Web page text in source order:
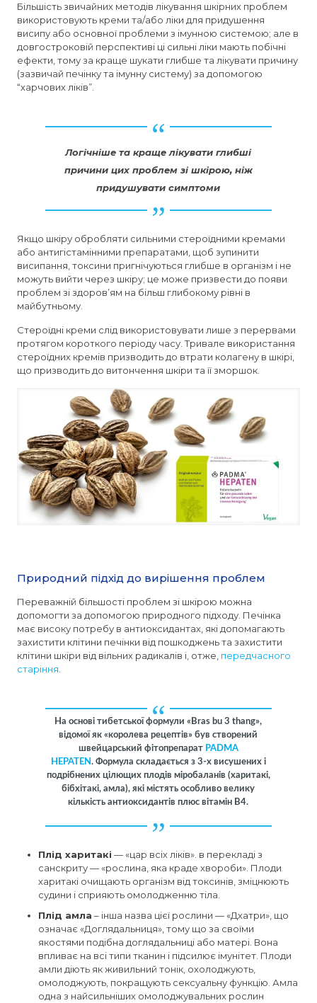
Більшість звичайних методів лікування шкірних проблем
використовують креми та/або ліки для придушення
висипу або основної проблеми з імунною системою; але в
довгостроковій перспективі ці сильні ліки мають побічні
ефекти, тому за краще шукати глибше та лікувати причину
(зазвичай печінку та імунну систему) за допомогою
“харчових ліків”.
Логічніше та краще лікувати глибші
причини цих проблем зі шкірою, ніж
придушувати симптоми
Якщо шкіру обробляти сильними стероїдними кремами
або антигістамінними препаратами, щоб зупинити
висипання, токсини пригнічуються глибше в організм і не
можуть вийти через шкіру; це може призвести до появи
проблем зі здоров’ям на більш глибокому рівні в
майбутньому.
Стероїдні креми слід використовувати лише з перервами
протягом короткого періоду часу. Тривале використання
стероїдних кремів призводить до втрати колагену в шкірі,
що призводить до витончення шкіри та її зморшок.
Природний підхід до вирішення проблем
Переважній більшості проблем зі шкірою можна
допомогти за допомогою природного підходу. Печінка
має високу потребу в антиоксидантах, які допомагають
захистити клітини печінки від пошкоджень та захистити
клітини шкіри від вільних радикалів і, отже, передчасного
старіння
На основі тибетської формули «Bras bu 3 thang»,
відомої як «королева рецептів» був створений
швейцарський фітопрепарат PADMA
HEPATEN. Формула складається з 3-х висушених і
подрібнених цілющих плодів міробаланів (харитакі,
бібхітакі, амла), які містять особливо велику
кількість антиоксидантів плюс вітамін В4.
Плід харитакі — «цар всіх ліків». в перекладі з
санскриту — «рослина, яка краде хвороби». Плоди
харитакі очищають організм від токсинів, зміцнюють
судини і сприяють омолодженню тіла.
Плід амла – інша назва цієї рослини — «Дхатри», що
означає «Доглядальниця», тому що за своїми
якостями подібна доглядальниці або матері. Вона
впливає на всі типи тканин і підсилює імунітет. Плоди
амли діють як живильний тонік, охолоджують,
омолоджують, покращують сексуальну функцію. Амла
одна з найсильніших омолоджувальних рослин